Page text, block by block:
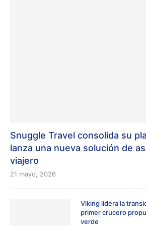
Snuggle Travel consolida su
lanza una nueva solución de
viajero
21 mayo, 2026
Viking lidera la
primer crucero
verde